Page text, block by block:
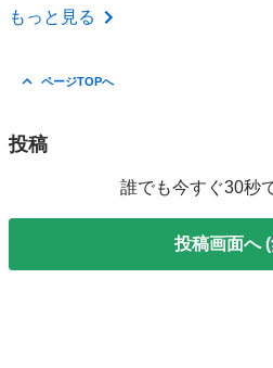
埼玉 東松山市
もっと見る
ページTOPへ
投稿
誰でも今すぐ30秒
投稿画面へ